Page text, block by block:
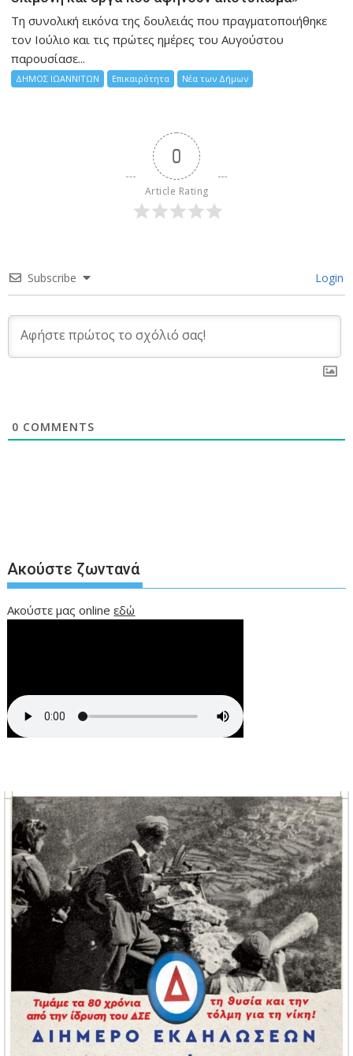
Τη συνολική εικόνα της δουλειάς που πραγματοποιήθηκε
τον Ιούλιο και τις πρώτες ημέρες του Αυγούστου
παρουσίασε...
ΔΗΜΟΣ ΙΩΑΝΝΙΤΩΝ Επικαιρότητα Νέα των Δήμων
0
Article Rating
Subscribe Login
0 COMMENTS
Ακούστε ζωντανά
Ακούστε μας onlineεδώ